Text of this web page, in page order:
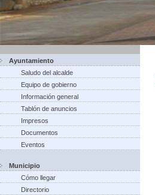
Ayuntamiento
Saludo del alcalde
Equipo de gobierno
Información general
Tablón de anuncios
Impresos
Documentos
Eventos
Municipio
Cómo llegar
Directorio